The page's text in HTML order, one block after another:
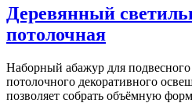
Деревянный
потолочная
Наборный абажур для
потолочного декоративного
позволяет собрать объёмную